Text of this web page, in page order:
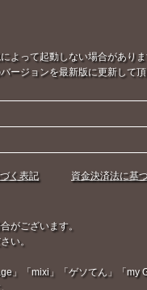
よって起動しない場合がありま
ージョンを最新版に更新して
く表記 資金決済法に基
がございます。
い。
「mixi」「ゲソてん」「my